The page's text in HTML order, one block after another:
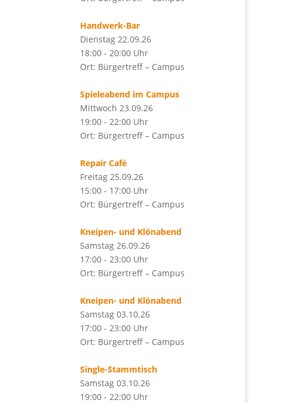
Handwerk-Bar
Dienstag 22.09.26
18:00 - 20:00 Uhr
Ort: Bürgertreff – Campus
Spieleabend im Campus
Mittwoch 23.09.26
19:00 - 22:00 Uhr
Ort: Bürgertreff – Campus
Repair Café
Freitag 25.09.26
15:00 - 17:00 Uhr
Ort: Bürgertreff – Campus
Kneipen- und Klönabend
Samstag 26.09.26
17:00 - 23:00 Uhr
Ort: Bürgertreff – Campus
Kneipen- und Klönabend
Samstag 03.10.26
17:00 - 23:00 Uhr
Ort: Bürgertreff – Campus
Single-Stammtisch
Samstag 03.10.26
19:00 - 22:00 Uhr